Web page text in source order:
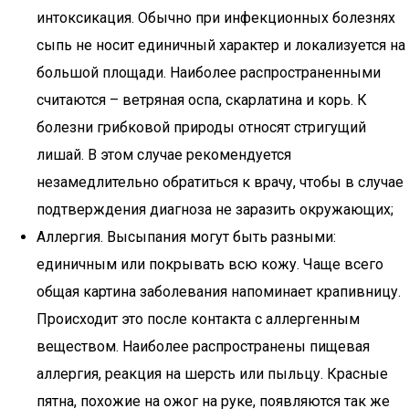
интоксикация. Обычно при инфекционных болезнях
сыпь не носит единичный характер и локализуется на
большой площади. Наиболее распространенными
считаются – ветряная оспа, скарлатина и корь. К
болезни грибковой природы относят стригущий
лишай. В этом случае рекомендуется
незамедлительно обратиться к врачу, чтобы в случае
подтверждения диагноза не заразить окружающих;
Аллергия. Высыпания могут быть разными:
единичным или покрывать всю кожу. Чаще всего
общая картина заболевания напоминает крапивницу.
Происходит это после контакта с аллергенным
веществом. Наиболее распространены пищевая
аллергия, реакция на шерсть или пыльцу. Красные
пятна, похожие на ожог на руке, появляются так же